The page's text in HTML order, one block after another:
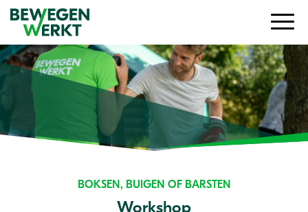
BOKSEN, BUIGEN OF BARSTEN
Workshop